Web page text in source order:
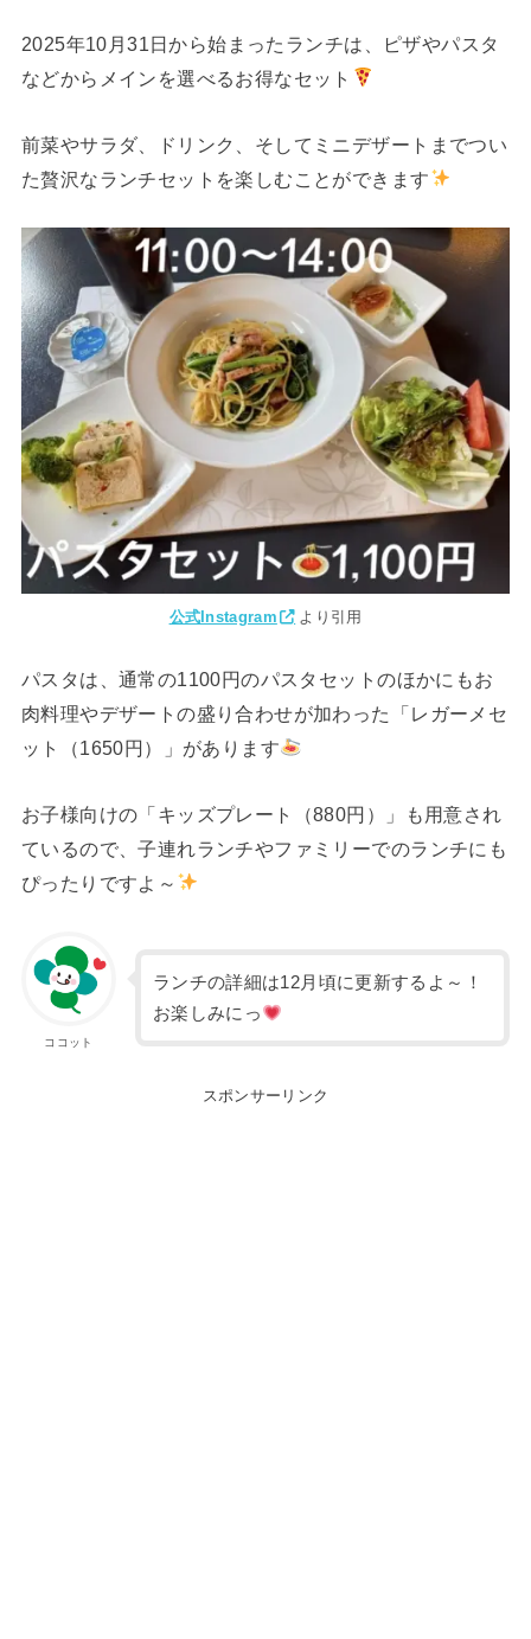
2025年10月31日から始まったランチは、ピザやパスタ
などからメインを選べるお得なセット
前菜やサラダ、ドリンク、そしてミニデザートまでつい
た贅沢なランチセットを楽しむことができます
公式Instagram より引用
パスタは、通常の1100円のパスタセットのほかにもお
肉料理やデザートの盛り合わせが加わった「レガーメセ
ット（1650円）」があります
お子様向けの「キッズプレート（880円）」も用意され
ているので、子連れランチやファミリーでのランチにも
ぴったりですよ～
ココット
ランチの詳細は12月頃に更新するよ～！
お楽しみにっ
スポンサーリンク